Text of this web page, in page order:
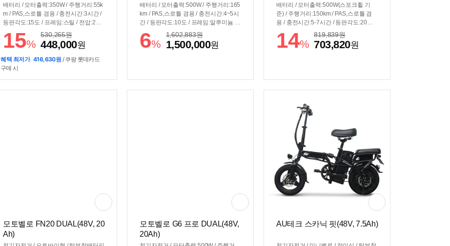
배터리 / 모터출력:350W / 주행거리:55k
m / PAS,스로틀 겸용 / 충전시간:3시간 /
등판각도:15도 / 프레임:스틸 / 전압:24V
/ 용량:5Ah / 전력량:120Wh / 바퀴:51cm
(20인치) / 1단 / 최고속도:25km/h / V형
브레이크 / 무게:17.3kg / 플랫바 / 짐받
이 / 흙받이 / LED계기판 / 크기(가로x세
로x폭): 173x111x61cm / 보관크기(가로
15%
530,265원
448,000원
혜택 최저가 416,630원 / 쿠팡 롯데카드
구매 시
배터리 / 모터출력:500W / 주행거리:165
km / PAS,스로틀 겸용 / 충전시간:4~5시
간 / 등판각도:10도 / 프레임:알루미늄 /
전압:48V / 용량:20Ah / 전력량:960Wh /
바퀴:51cm(20인치) / 7단 / 최고속도:24
km/h / 디스크브레이크 / 무게:27.2kg /
6%
1,602,883원
1,500,000원
배터리 / 모터출력:500W(스포크휠 기
준) / 주행거리:150km / PAS,스로틀 겸
용 / 충전시간:5-7시간 / 등판각도:20도 /
프레임:알루미늄 / 전압:48V / 용량:13.4
Ah / 전력량:643.2Wh / 바퀴:51cm(20인
치) / 7단 / 최고속도:24.9km/h / 썸시프터
14%
819,839원
703,820원
모토벨로 FN20 DUAL(48V, 20
Ah)
모토벨로 G6 프로 DUAL(48V,
20Ah)
AU테크 스카닉 핏(48V, 7.5Ah)